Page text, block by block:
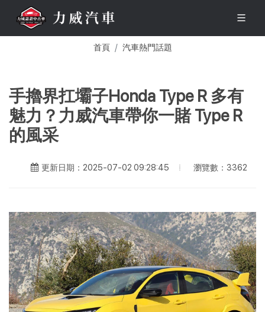
首頁 汽車熱門話題
手擼界扛壩子Honda Type R 多有
魅力？力威汽車帶你一賭 Type R
的風采
更新日期：2025-07-02 09:28:45 瀏覽數：3362